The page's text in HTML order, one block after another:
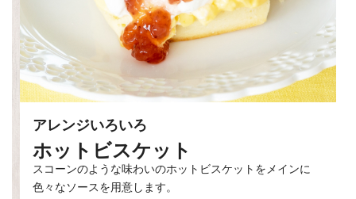
アレンジいろいろ
ホットビスケット
スコーンのような味わいのホットビスケットをメインに
色々なソースを用意します。